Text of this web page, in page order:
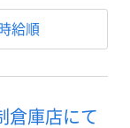
給順
倉庫店にて